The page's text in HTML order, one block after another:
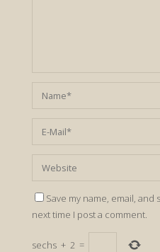
Save my name, email, and
next time I post a comment.
sechs + 2 =